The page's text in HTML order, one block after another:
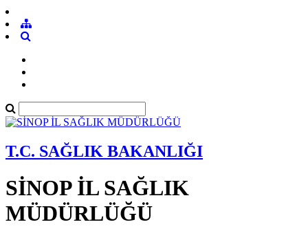
T.C. SAĞLIK BAKANLIĞI
SİNOP İL SAĞLIK
MÜDÜRLÜĞÜ